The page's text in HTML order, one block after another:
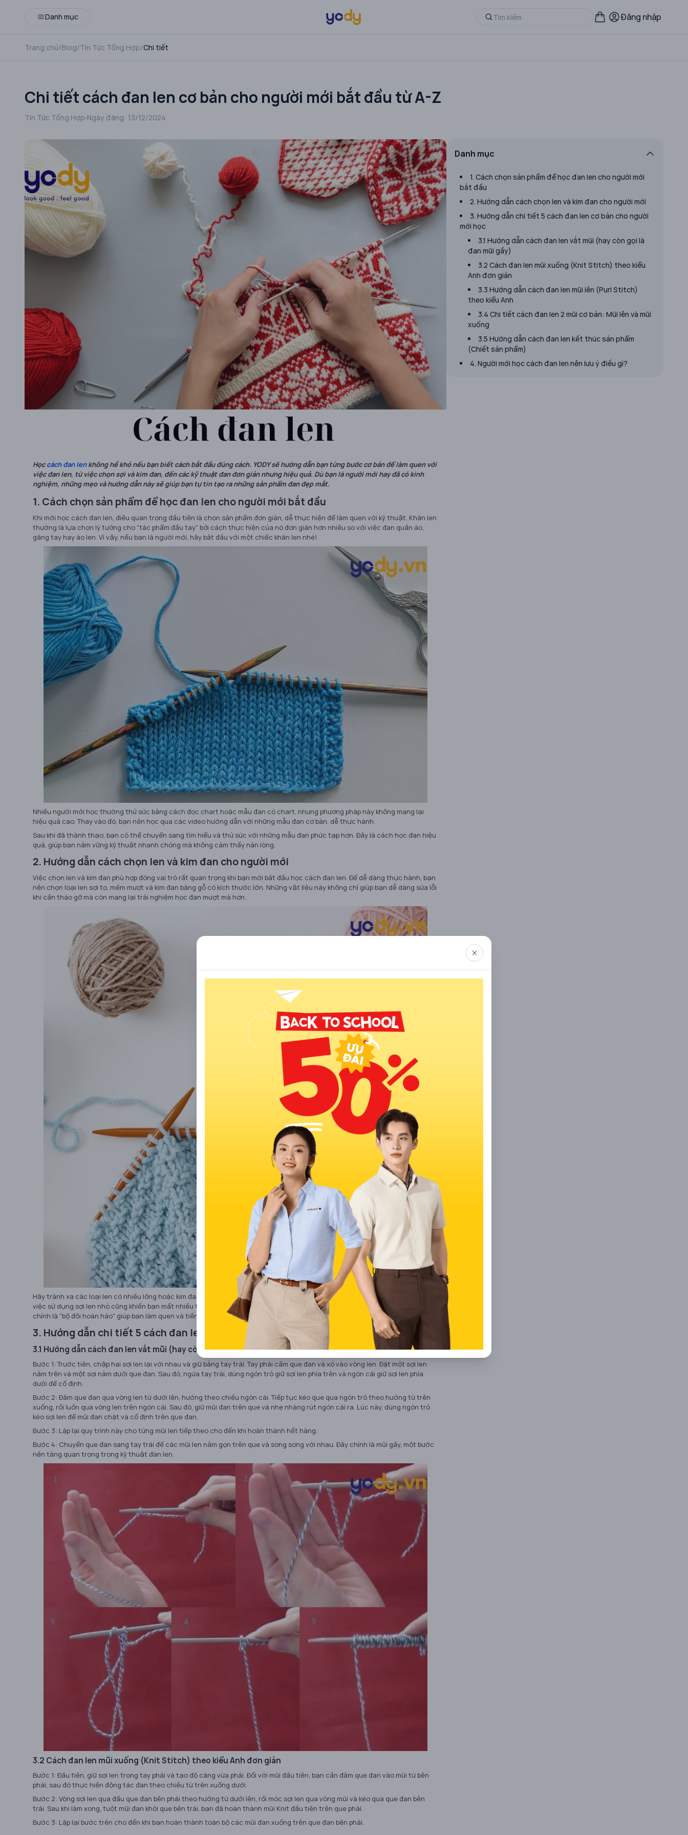
Danh mục Đăng nhập
Trang chủ/Blog/Tin Tức Tổng Hợp/Chi tiết
Chi tiết cách đan len cơ bản cho người mới bắt đầu từ A-Z
Tin Tức Tổng Hợp Ngày đăng: 13/12/2024
Họccách đan lenkhông hề khó nếu bạn biết cách bắt đầu đúng cách. YODY sẽ hướng dẫn bạn từng bước cơ bản để làm quen với
việc đan len, từ việc chọn sợi và kim đan, đến các kỹ thuật đan đơn giản nhưng hiệu quả. Dù bạn là người mới hay đã có kinh
nghiệm, những mẹo và hướng dẫn này sẽ giúp bạn tự tin tạo ra những sản phẩm đan đẹp mắt.
1. Cách chọn sản phẩm để học đan len cho người mới bắt đầu
Khi mới học cách đan len, điều quan trọng đầu tiên là chọn sản phẩm đơn giản, dễ thực hiện để làm quen với kỹ thuật. Khăn len
thường là lựa chọn lý tưởng cho "tác phẩm đầu tay" bởi cách thực hiện của nó đơn giản hơn nhiều so với việc đan quần áo,
găng tay hay áo len. Vì vậy, nếu bạn là người mới, hãy bắt đầu với một chiếc khăn len nhé!
Nhiều người mới học thường thử sức bằng cách đọc chart hoặc mẫu đan có chart, nhưng phương pháp này không mang lại
hiệu quả cao. Thay vào đó, bạn nên học qua các video hướng dẫn với những mẫu đan cơ bản, dễ thực hành.
Sau khi đã thành thạo, bạn có thể chuyển sang tìm hiểu và thử sức với những mẫu đan phức tạp hơn. Đây là cách học đan hiệu
quả, giúp bạn nắm vững kỹ thuật nhanh chóng mà không cảm thấy nản lòng.
2. Hướng dẫn cách chọn len và kim đan cho người mới
Việc chọn len và kim đan phù hợp đóng vai trò rất quan trọng khi bạn mới bắt đầu học cách đan len. Để dễ dàng thực hành, bạn
nên chọn loại len sợi to, mềm mượt và kim đan bằng gỗ có kích thước lớn. Những vật liệu này không chỉ giúp bạn dễ dàng sửa lỗi
khi cần tháo gỡ mà còn mang lại trải nghiệm học đan mượt mà hơn.
Hãy tránh xa các loại len có nhiều lông hoặc kim đan sợi nhỏ, vì chúng dễ gây rối và khó chỉnh sửa khi xảy ra sai sót. Đồng thời,
việc sử dụng sợi len nhỏ cũng khiến bạn mất nhiều thời gian hơn, dễ gây nản lòng. Đối với người mới, len sợi to và kim gỗ lớn
chính là "bộ đôi hoàn hảo" giúp bạn làm quen và tiến bộ nhanh chóng!
3. Hướng dẫn chi tiết 5 cách đan len cơ bản cho người mới học
3.1 Hướng dẫn cách đan len vắt mũi (hay còn gọi là đan mũi gầy)
Bước 1: Trước tiên, chập hai sợi len lại với nhau và giữ bằng tay trái. Tay phải cầm que đan và xỏ vào vòng len. Đặt một sợi len
nằm trên và một sợi nằm dưới que đan. Sau đó, ngửa tay trái, dùng ngón trỏ giữ sợi len phía trên và ngón cái giữ sợi len phía
dưới để cố định.
Bước 2: Đâm que đan qua vòng len từ dưới lên, hướng theo chiều ngón cái. Tiếp tục kéo que qua ngón trỏ theo hướng từ trên
xuống, rồi luồn qua vòng len trên ngón cái. Sau đó, giữ mũi đan trên que và nhẹ nhàng rút ngón cái ra. Lúc này, dùng ngón trỏ
kéo sợi len để mũi đan chặt và cố định trên que đan.
Bước 3: Lặp lại quy trình này cho từng mũi len tiếp theo cho đến khi hoàn thành hết hàng.
Bước 4: Chuyển que đan sang tay trái để các mũi len nằm gọn trên que và song song với nhau. Đây chính là mũi gầy, một bước
nền tảng quan trọng trong kỹ thuật đan len.
3.2 Cách đan len mũi xuống (Knit Stitch) theo kiểu Anh đơn giản
Bước 1: Đầu tiên, giữ sợi len trong tay phải và tạo độ căng vừa phải. Đối với mũi đầu tiên, bạn cần đâm que đan vào mũi từ bên
phải, sau đó thực hiện động tác đan theo chiều từ trên xuống dưới.
Bước 2: Vòng sợi len qua đầu que đan bên phải theo hướng từ dưới lên, rồi móc sợi len qua vòng mũi và kéo qua que đan bên
trái. Sau khi làm xong, tuột mũi đan khỏi que bên trái, bạn đã hoàn thành mũi Knit đầu tiên trên que phải.
Bước 3: Lặp lại bước trên cho đến khi bạn hoàn thành toàn bộ các mũi đan xuống trên que đan bên phải.
Danh mục
1. Cách chọn sản phẩm để học đan len cho người mới
bắt đầu
2. Hướng dẫn cách chọn len và kim đan cho người mới
3. Hướng dẫn chi tiết 5 cách đan len cơ bản cho người
mới học
3.1 Hướng dẫn cách đan len vắt mũi (hay còn gọi là
đan mũi gầy)
3.2 Cách đan len mũi xuống (Knit Stitch) theo kiểu
Anh đơn giản
3.3 Hướng dẫn cách đan len mũi lên (Purl Stitch)
theo kiểu Anh
3.4 Chi tiết cách đan len 2 mũi cơ bản: Mũi lên và mũi
xuống
3.5 Hướng dẫn cách đan len kết thúc sản phẩm
(Chiết sản phẩm)
4. Người mới học cách đan len nên lưu ý điều gì?